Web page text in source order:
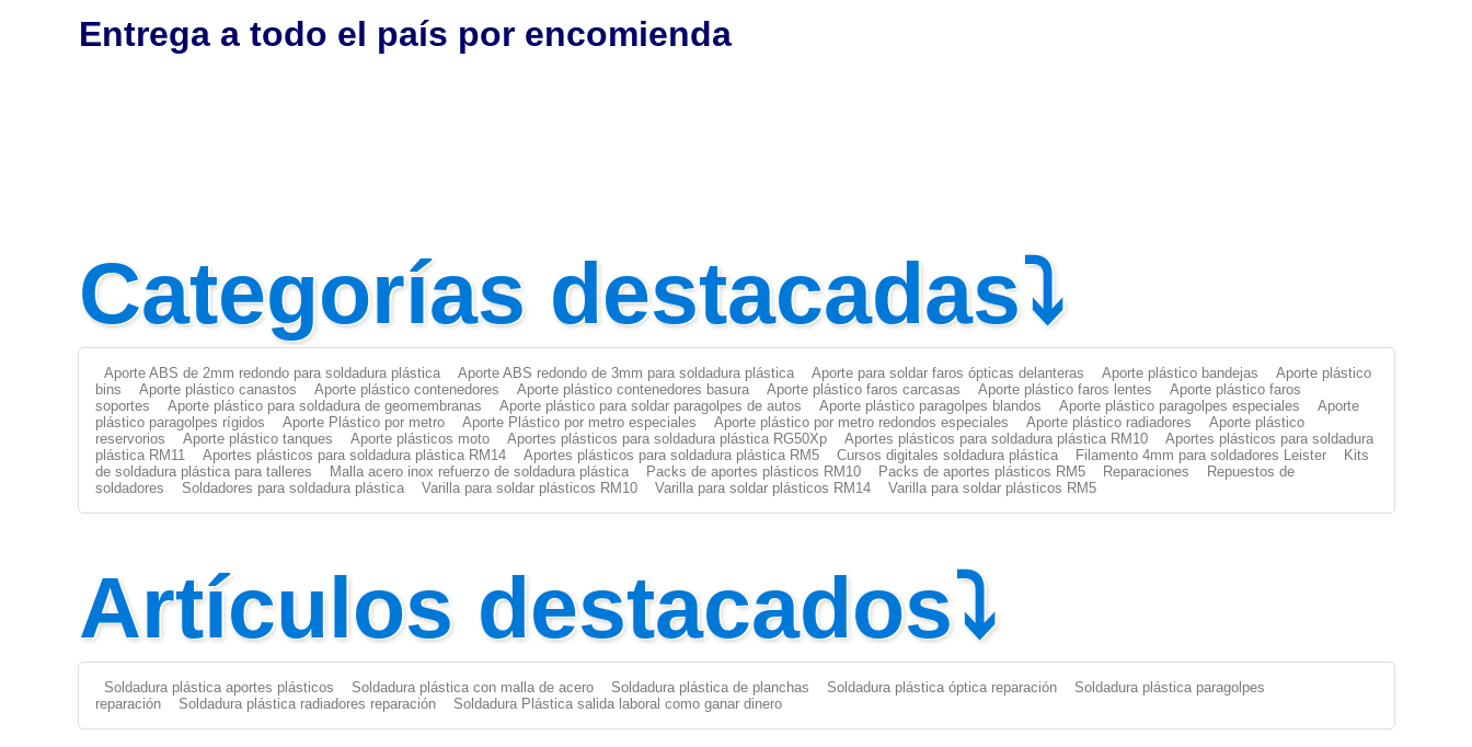
Entrega a todo el país por encomienda
Categorías destacadas⤵
Aporte ABS de 2mm redondo para soldadura plástica Aporte ABS redondo de 3mm para soldadura plástica Aporte para soldar faros ópticas delanteras Aporte plástico bandejas
Aporte plástico
bins
Aporte plástico canastos Aporte plástico contenedores Aporte plástico contenedores basura Aporte plástico faros carcasas Aporte plástico faros lentes
Aporte plástico faros
soportes
Aporte plástico para soldadura de geomembranas Aporte plástico para soldar paragolpes de autos Aporte plástico paragolpes blandos Aporte plástico paragolpes especiales
Aporte
plástico paragolpes rígidos
Aporte Plástico por metro Aporte Plástico por metro especiales Aporte plástico por metro redondos especiales Aporte plástico radiadores
Aporte plástico
reservorios
Aporte plástico tanques Aporte plásticos moto Aportes plásticos para soldadura plástica RG50Xp Aportes plásticos para soldadura plástica RM10
Aportes plásticos para soldadura
plástica RM11
Aportes plásticos para soldadura plástica RM14 Aportes plásticos para soldadura plástica RM5 Cursos digitales soldadura plástica Filamento 4mm para soldadores Leister
Kits
de soldadura plástica para talleres
Malla acero inox refuerzo de soldadura plástica Packs de aportes plásticos RM10 Packs de aportes plásticos RM5 Reparaciones
Repuestos de
soldadores
Soldadores para soldadura plástica Varilla para soldar plásticos RM10 Varilla para soldar plásticos RM14 Varilla para soldar plásticos RM5
Artículos destacados⤵
Soldadura plástica aportes plásticos Soldadura plástica con malla de acero Soldadura plástica de planchas Soldadura plástica óptica reparación
Soldadura plástica paragolpes
reparación
Soldadura plástica radiadores reparación Soldadura Plástica salida laboral como ganar dinero